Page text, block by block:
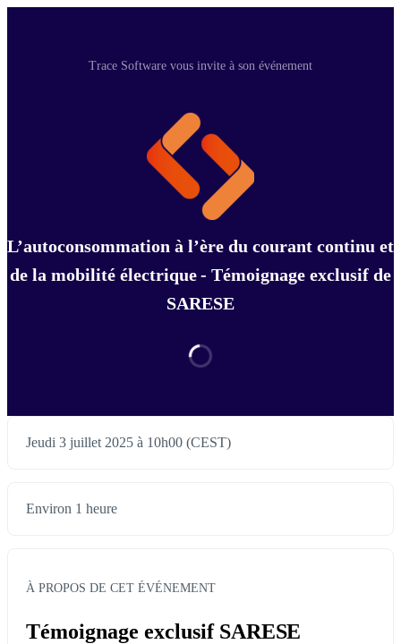
Trace Software vous invite à son événement
L’autoconsommation à l’ère du courant continu et
de la mobilité électrique - Témoignage exclusif de
SARESE
Jeudi 3 juillet 2025 à 10h00 (CEST)
Environ 1 heure
À PROPOS DE CET ÉVÉNEMENT
Témoignage exclusif SARESE